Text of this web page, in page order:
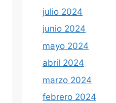
julio 2024
junio 2024
mayo 2024
abril 2024
marzo 2024
febrero 2024